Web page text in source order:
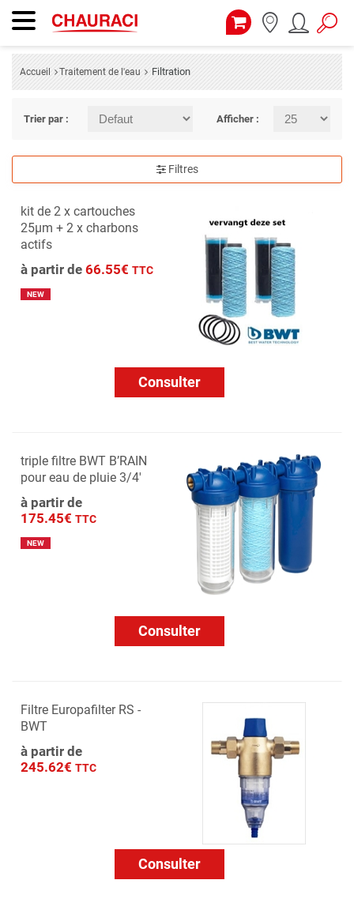
Accueil Traitement de l'eau Filtration
Trier par : Afficher :
Filtres
kit de 2 x cartouches
25µm + 2 x charbons
actifs
à partir de 66.55€ TTC
NEW
Consulter
triple filtre BWT B’RAIN
pour eau de pluie 3/4'
à partir de
175.45€ TTC
NEW
Consulter
Filtre Europafilter RS -
BWT
à partir de
245.62€ TTC
Consulter